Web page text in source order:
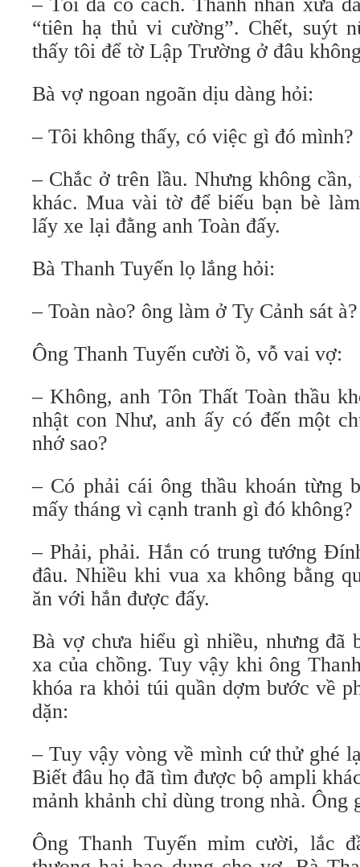
“tiên hạ thủ vi cường”. Chết, suýt
thấy tôi để tờ Lập Trường ở đâu
Bà vợ ngoan ngoãn dịu dàng hỏi:
– Tôi không thấy, có việc gì đó mình?
– Chắc ở trên lầu. Nhưng không
khác. Mua vài tờ để biếu bạn bè
lấy xe lại đằng anh Toàn đấy.
Bà Thanh Tuyến lọ lắng hỏi:
– Toàn nào? ông làm ở Ty Cảnh sát à?
Ông Thanh Tuyến cười ồ, vỗ vai vợ:
– Không, anh Tôn Thất Toàn thầu
nhật con Như, anh ấy có đến một
nhớ sao?
– Có phải cái ông thầu khoán từng
mấy tháng vì cạnh tranh gì đó không?
– Phải, phải. Hắn có trung tướng
đâu. Nhiều khi vua xa không bằng
ăn với hắn được đấy.
Bà vợ chưa hiểu gì nhiều, nhưng đã
xa của chồng. Tuy vậy khi ông
khóa ra khỏi túi quần dợm bước về
dặn:
– Tuy vậy vòng về mình cứ thử ghé
Biết đâu họ đã tìm được bộ ampli
mảnh khảnh chỉ dùng trong nhà. Ông
Ông Thanh Tuyến mỉm cười, lắc